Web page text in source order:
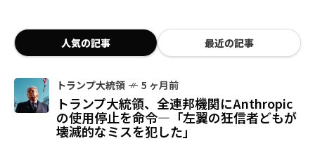
人気の記事 最近の記事
トランプ大統領 5 ヶ月前
トランプ大統領、全連邦機関にAnthropic
の使用停止を命令—「左翼の狂信者どもが
壊滅的なミスを犯した」